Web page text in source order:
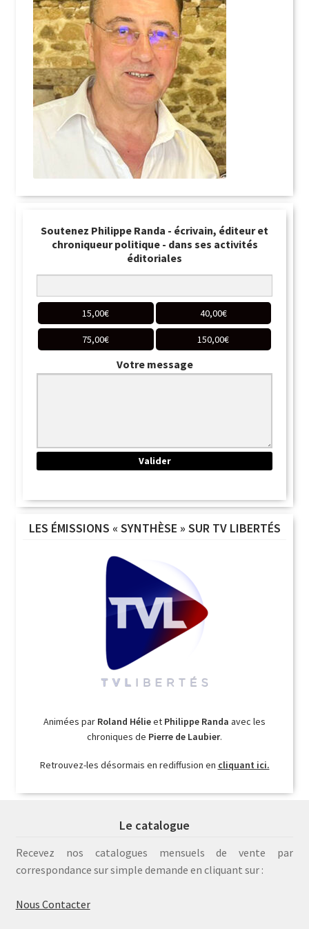
Soutenez Philippe Randa - écrivain, éditeur et
chroniqueur politique - dans ses activités
éditoriales
15,00€ 40,00€
75,00€ 150,00€
Votre message
LES ÉMISSIONS « SYNTHÈSE » SUR TV LIBERTÉS
Animées par Roland Hélieet Philippe Randa avec les
chroniques de Pierre de Laubier.
Retrouvez-les désormais en rediffusion en cliquant ici.
Le catalogue
Recevez nos catalogues mensuels de vente par
correspondance sur simple demande en cliquant sur :
Nous Contacter